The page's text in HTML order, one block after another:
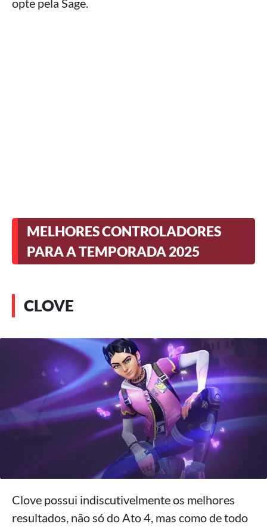
opte pela Sage.
MELHORES CONTROLADORES
PARA A TEMPORADA 2025
CLOVE
Clove possui indiscutivelmente os melhores
resultados, não só do Ato 4, mas como de todo